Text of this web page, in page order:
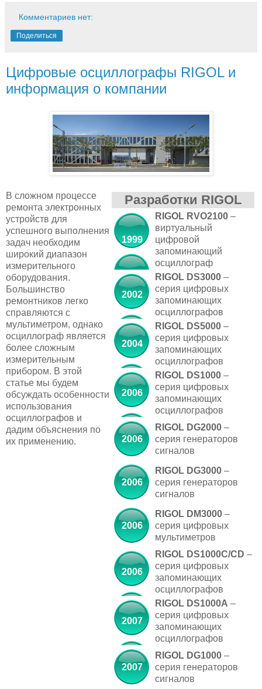
Комментариев нет:
Поделиться
Цифровые осциллографы RIGOL и
информация о компании
Разработки RIGOL
1999
RIGOL RVO2100 –
виртуальный
цифровой
запоминающий
осциллограф
2002
RIGOL DS3000 –
серия цифровых
запоминающих
осциллографов
2004
RIGOL DS5000 –
серия цифровых
запоминающих
осциллографов
2006
RIGOL DS1000 –
серия цифровых
запоминающих
осциллографов
2006
RIGOL DG2000 –
серия генераторов
сигналов
2006
RIGOL DG3000 –
серия генераторов
сигналов
2006
RIGOL DM3000 –
серия цифровых
мультиметров
2006
RIGOL DS1000C/CD –
серия цифровых
запоминающих
осциллографов
2007
RIGOL DS1000A –
серия цифровых
запоминающих
осциллографов
2007
RIGOL DG1000 –
серия генераторов
сигналов
В сложном процессе
ремонта электронных
устройств для
успешного выполнения
задач необходим
широкий диапазон
измерительного
оборудования.
Большинство
ремонтников легко
справляются с
мультиметром, однако
осциллограф является
более сложным
измерительным
прибором. В этой
статье мы будем
обсуждать особенности
использования
осциллографов и
дадим объяснения по
их применению.